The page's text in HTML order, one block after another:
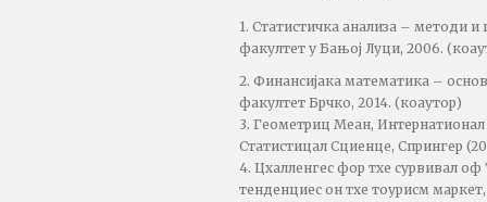
1. Статистичка анализа – методи
факултет у Бањој Луци, 2006.
2. Финансијака математика –
факултет Брчко, 2014. (коаутор)
3. Геометриц Меан,
Статистицал Сциенце, Спрингер
4. Цхалленгес фор тхе сурвивал
тенденциес он тхе тоурисм